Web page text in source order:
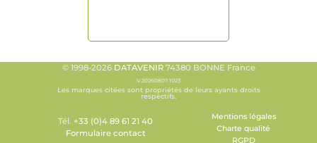
© 1998-2026 DATAVENIR74380 BONNE France
V.20260807.1023
Les marques citées sont propriétés de leurs ayants droits
respectifs.
Tél. +33 (0)4 89 61 21 40
Formulaire contact
Mentions légales
Charte qualité
RGPD